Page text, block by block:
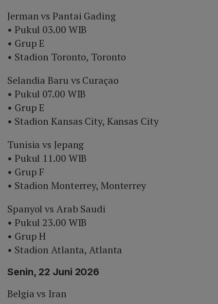
Jerman vs Pantai Gading
• Pukul 03.00 WIB
• Grup E
• Stadion Toronto, Toronto
Selandia Baru vs Curaçao
• Pukul 07.00 WIB
• Grup E
• Stadion Kansas City, Kansas City
Tunisia vs Jepang
• Pukul 11.00 WIB
• Grup F
• Stadion Monterrey, Monterrey
Spanyol vs Arab Saudi
• Pukul 23.00 WIB
• Grup H
• Stadion Atlanta, Atlanta
Senin, 22 Juni 2026
Belgia vs Iran